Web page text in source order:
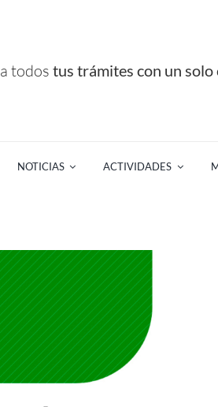
todos tus trámites con un solo
NOTICIAS ACTIVIDADES